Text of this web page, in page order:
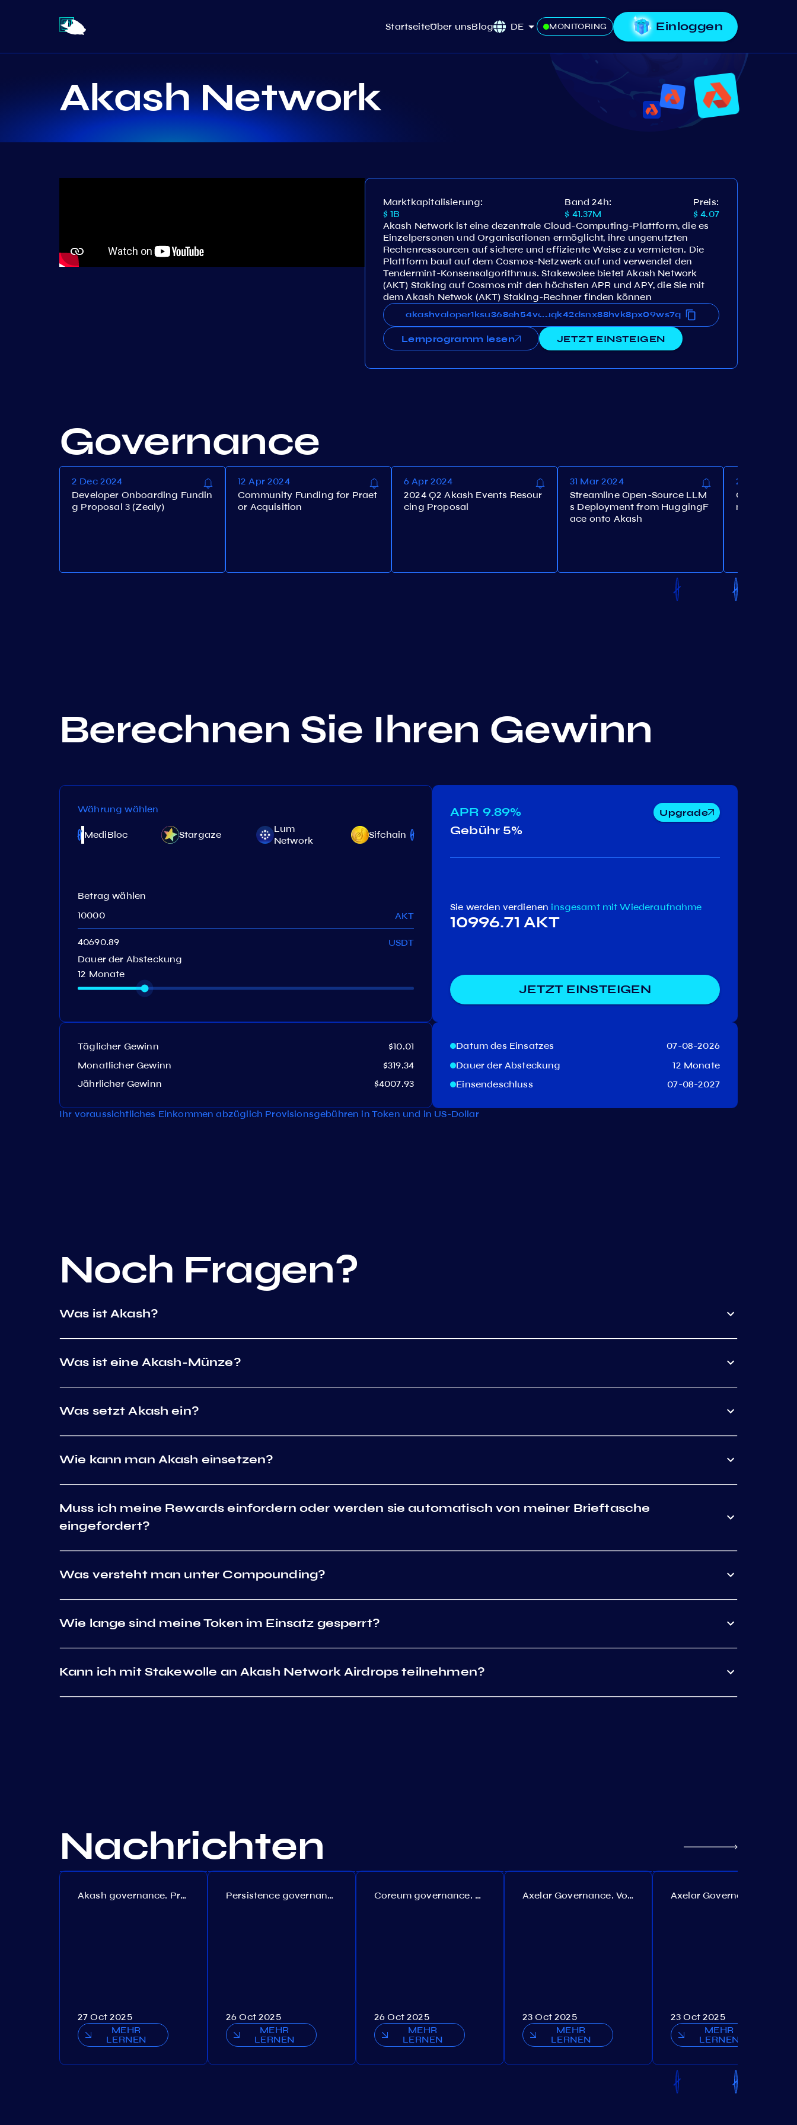
StartseiteÜber unsBlog DE MONITORING Einloggen
Akash Network
Marktkapitalisierung:
$ 1B
Band 24h:
$ 41.37M
Preis:
$ 4.07
Akash Network ist eine dezentrale Cloud-Computing-Plattform, die es
Einzelpersonen und Organisationen ermöglicht, ihre ungenutzten
Rechenressourcen auf sichere und effiziente Weise zu vermieten. Die
Plattform baut auf dem Cosmos-Netzwerk auf und verwendet den
Tendermint-Konsensalgorithmus. Stakewolee bietet Akash Network
(AKT) Staking auf Cosmos mit den höchsten APR und APY, die Sie mit
dem Akash Netwok (AKT) Staking-Rechner finden können
akashvaloper1ksu368eh54vcqzruqk42dsnx88hvk8px09ws7q
...
akashvaloper1ksu368eh54vcqzruqk42dsnx88hvk8px09ws7q
Lernprogramm lesen JETZT EINSTEIGEN
Governance
2 Dec 2024
Developer Onboarding Fundin
g Proposal 3 (Zealy)
12 Apr 2024
Community Funding for Praet
or Acquisition
6 Apr 2024
2024 Q2 Akash Events Resour
cing Proposal
31 Mar 2024
Streamline Open-Source LLM
s Deployment from HuggingF
ace onto Akash
29 Mar 2024
Coinbase
nd Quests
Berechnen Sie Ihren Gewinn
Währung wählen
MediBloc Stargaze
Lum
Network
Sifchain Comdex
Betrag wählen
AKT
USDT
Dauer der Absteckung
12 Monate
Täglicher Gewinn
$10.01
Monatlicher Gewinn
$319.34
Jährlicher Gewinn
$4007.93
APR 9.89% Upgrade
Gebühr 5%
Sie werden verdienen insgesamt mit Wiederaufnahme
10996.71 AKT
JETZT EINSTEIGEN
Datum des Einsatzes
07-08-2026
Dauer der Absteckung
12 Monate
Einsendeschluss
07-08-2027
Ihr voraussichtliches Einkommen abzüglich Provisionsgebühren in Token und in US-Dollar
Noch Fragen?
Was ist Akash?
Was ist eine Akash-Münze?
Was setzt Akash ein?
Wie kann man Akash einsetzen?
Muss ich meine Rewards einfordern oder werden sie automatisch von meiner Brieftasche
eingefordert?
Was versteht man unter Compounding?
Wie lange sind meine Token im Einsatz gesperrt?
Kann ich mit Stakewolle an Akash Network Airdrops teilnehmen?
Nachrichten
Akash governance. Proposal №308
27 Oct 2025
MEHR
LERNEN
Persistence governance. Proposal №150
26 Oct 2025
MEHR
LERNEN
Coreum governance. Proposal №22
26 Oct 2025
MEHR
LERNEN
Axelar Governance. Vorschlag №385
23 Oct 2025
MEHR
LERNEN
23 Oct 2025
MEHR
LERNEN